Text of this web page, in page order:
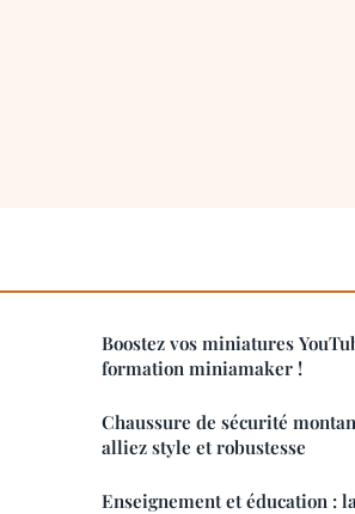
Boostez vos miniatures
formation miniamaker !
Chaussure de sécurité
alliez style et robustesse
Enseignement et éducation :